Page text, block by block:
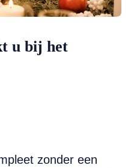
u bij het
zonder een